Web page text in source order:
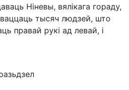
Ніневы, вялікага гораду,
тысяч людзей, што
правай рукі ад левай, і